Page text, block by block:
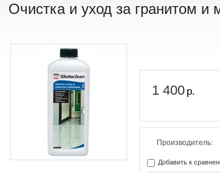
Очистка и уход за гранитом
1 400 р.
Производитель:
Добавить к